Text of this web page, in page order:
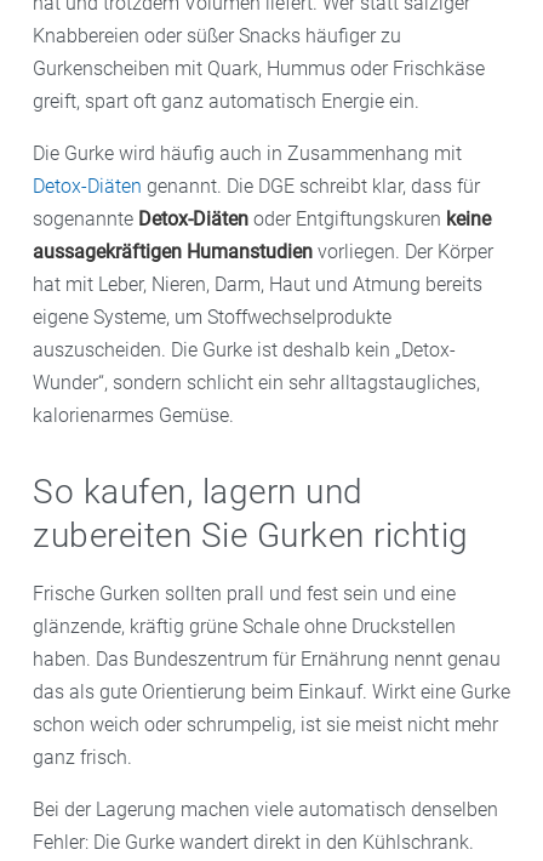
Knabbereien oder süßer Snacks häufiger zu
Gurkenscheiben mit Quark, Hummus oder Frischkäse
greift, spart oft ganz automatisch Energie ein.
Die Gurke wird häufig auch in Zusammenhang mit
Detox-Diäten genannt. Die DGE schreibt klar, dass für
sogenannte Detox-Diäten oder Entgiftungskuren keine
aussagekräftigen Humanstudien vorliegen. Der Körper
hat mit Leber, Nieren, Darm, Haut und Atmung bereits
eigene Systeme, um Stoffwechselprodukte
auszuscheiden. Die Gurke ist deshalb kein „Detox-
Wunder“, sondern schlicht ein sehr alltagstaugliches,
kalorienarmes Gemüse.
So kaufen, lagern und
zubereiten Sie Gurken richtig
Frische Gurken sollten prall und fest sein und eine
glänzende, kräftig grüne Schale ohne Druckstellen
haben. Das Bundeszentrum für Ernährung nennt genau
das als gute Orientierung beim Einkauf. Wirkt eine Gurke
schon weich oder schrumpelig, ist sie meist nicht mehr
ganz frisch.
Bei der Lagerung machen viele automatisch denselben
Fehler: Die Gurke wandert direkt in den Kühlschrank.